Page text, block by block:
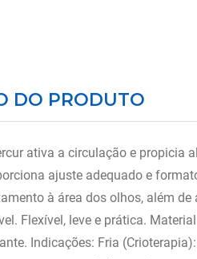
DO PRODUTO
ativa a circulação e propicia
ajuste adequado e
à área dos olhos, além
Flexível, leve e prática.
Indicações: Fria